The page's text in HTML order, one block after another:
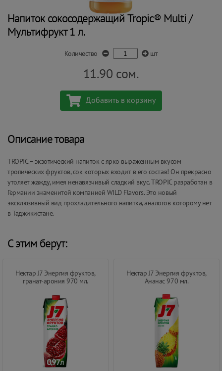
Напиток сокосодержащий Tropic® Multi /
Мультифрукт 1 л.
Количество шт
11.90 сом.
Добавить в корзину
Описание товара
TROPIC – экзотический напиток с ярко выраженным вкусом
тропических фруктов, сок которых входит в его состав! Он прекрасно
утоляет жажду, имея ненавязчивый сладкий вкус. TROPIC разработан в
Германии знаменитой компанией WILD Flavors. Это новый
эксклюзивный вид прохладительного напитка, аналогов которому нет
в Таджикистане.
С этим берут:
Нектар J7 Энергия фруктов,
гранат-арония 970 мл.
Нектар J7 Энергия фруктов,
Ананас 970 мл.